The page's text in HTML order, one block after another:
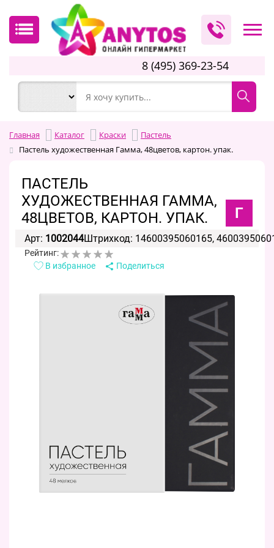
8 (495) 369-23-54
Главная Каталог Краски
Пастель
Пастель художественная Гамма, 48цветов, картон. упак.
ПАСТЕЛЬ
ХУДОЖЕСТВЕННАЯ ГАММА,
48ЦВЕТОВ, КАРТОН. УПАК.
Г
Арт: 1002044Штрихкод: 14600395060165,
Рейтинг:
В избранное
Поделиться